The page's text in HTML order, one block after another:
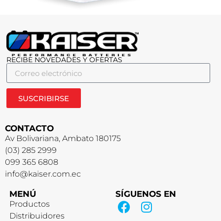
RECIBE NOVEDADES Y OFERTAS
SUSCRIBIRSE
CONTACTO
Av Bolivariana, Ambato 180175
(03) 285 2999
099 365 6808
info@kaiser.com.ec
MENÚ
Productos
Distribuidores
SÍGUENOS EN